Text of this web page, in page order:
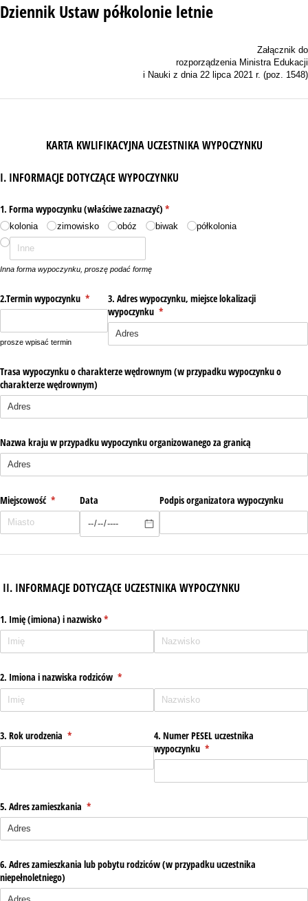
Dziennik Ustaw półkolonie letnie
Załącznik do
rozporządzenia Ministra Edukacji
i Nauki z dnia 22 lipca 2021 r. (poz. 1548)
KARTA KWLIFIKACYJNA UCZESTNIKA WYPOCZYNKU
I. INFORMACJE DOTYCZĄCE WYPOCZYNKU
1. Forma wypoczynku (właściwe zaznaczyć) *
(wymagane)
kolonia zimowisko obóz biwak półkolonia
Inna forma wypoczynku, proszę podać formę
2.Termin wypoczynku *
(wymagane)
prosze wpisać termin
3. Adres wypoczynku, miejsce lokalizacji
wypoczynku *
(wymagane)
Trasa wypoczynku o charakterze wędrownym (w przypadku wypoczynku o
charakterze wędrownym)
Nazwa kraju w przypadku wypoczynku organizowanego za granicą
Miejscowość *
(wymagane)
Data Podpis organizatora wypoczynku
II. INFORMACJE DOTYCZĄCE UCZESTNIKA WYPOCZYNKU
1. Imię (imiona) i nazwisko*
(wymagane)
2. Imiona i nazwiska rodziców *
(wymagane)
3. Rok urodzenia *
(wymagane)
4. Numer PESEL uczestnika
wypoczynku *
(wymagane)
5. Adres zamieszkania *
(wymagane)
6. Adres zamieszkania lub pobytu rodziców (w przypadku uczestnika
niepełnoletniego)